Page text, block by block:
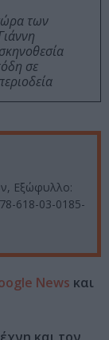
των
σε
Εξώφυλλο:
618-03-0185-
News και